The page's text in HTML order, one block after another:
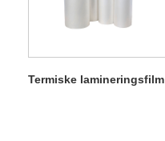
Termiske lamineringsfilm